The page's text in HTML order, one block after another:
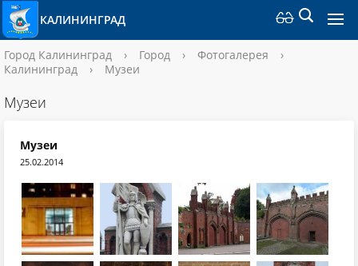
КАЛИНИНГРАД
Город Калининград › Город › Фотогалерея
›
Калининград
› Музеи
Музеи
Музеи
25.02.2014